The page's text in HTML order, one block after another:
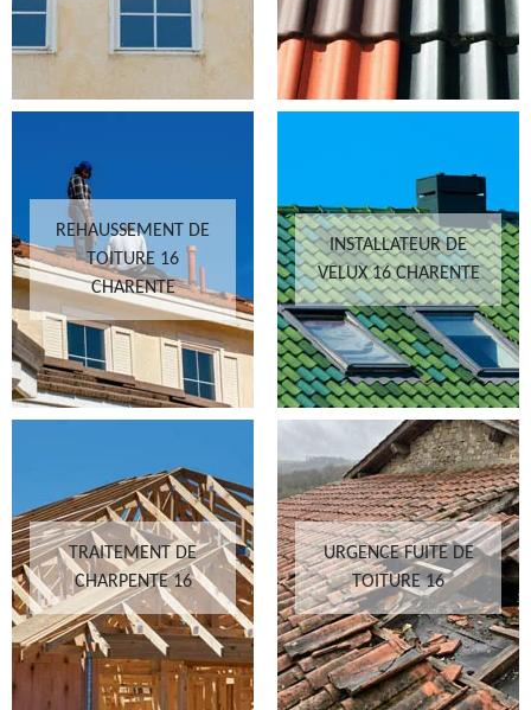
REHAUSSEMENT DE
TOITURE 16
CHARENTE
INSTALLATEUR DE
VELUX 16 CHARENTE
TRAITEMENT DE
CHARPENTE 16
URGENCE FUITE DE
TOITURE 16